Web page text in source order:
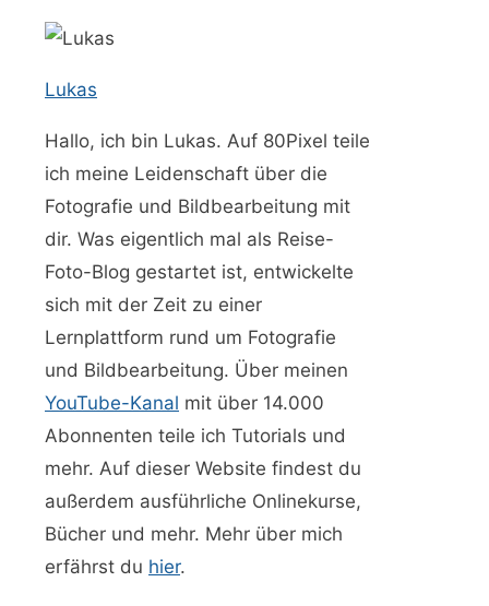
Lukas
Hallo, ich bin Lukas. Auf 80Pixel teile
ich meine Leidenschaft über die
Fotografie und Bildbearbeitung mit
dir. Was eigentlich mal als Reise-
Foto-Blog gestartet ist, entwickelte
sich mit der Zeit zu einer
Lernplattform rund um Fotografie
und Bildbearbeitung. Über meinen
YouTube-Kanal mit über 14.000
Abonnenten teile ich Tutorials und
mehr. Auf dieser Website findest du
außerdem ausführliche Onlinekurse,
Bücher und mehr. Mehr über mich
erfährst du hier.